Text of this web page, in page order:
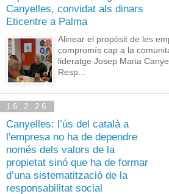
Canyelles, convidat als dinars
Eticentre a Palma
Alinear el propòsit de les
compromís cap a la
lideratge Josep Maria
Resp...
16.2.26
Canyelles: l’ús del català a
l'empresa no ha de dependre
només dels valors de la
propietat sinó que ha de formar
d’una sistematització de la
responsabilitat social